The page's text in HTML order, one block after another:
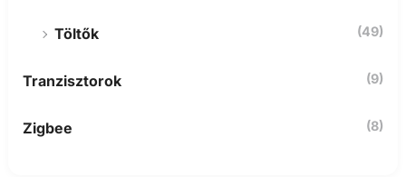
Töltők (49)
Tranzisztorok (9)
Zigbee (8)